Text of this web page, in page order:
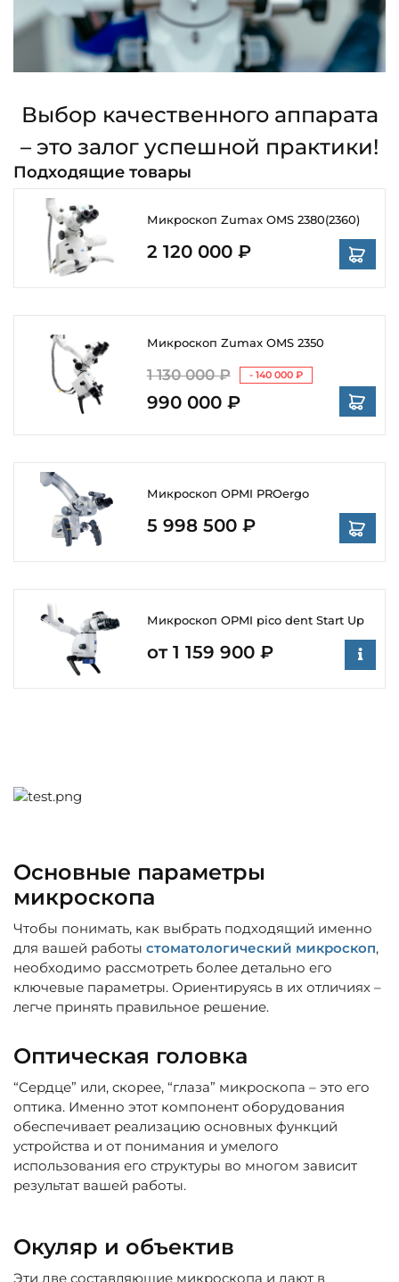
Выбор качественного аппарата
– это залог успешной практики!
Подходящие товары
Микроскоп Zumax OMS 2380(2360)
2 120 000 ₽
Микроскоп Zumax OMS 2350
1 130 000 ₽ - 140 000 ₽
990 000 ₽
Микроскоп OPMI PROergo
5 998 500 ₽
Микроскоп OPMI pico dent Start Up
от 1 159 900 ₽
Основные параметры
микроскопа
Чтобы понимать, как выбрать подходящий именно
для вашей работы стоматологический микроскоп,
необходимо рассмотреть более детально его
ключевые параметры. Ориентируясь в их отличиях –
легче принять правильное решение.
Оптическая головка
“Сердце” или, скорее, “глаза” микроскопа – это его
оптика. Именно этот компонент оборудования
обеспечивает реализацию основных функций
устройства и от понимания и умелого
использования его структуры во многом зависит
результат вашей работы.
Окуляр и объектив
Эти две составляющие микроскопа и дают в